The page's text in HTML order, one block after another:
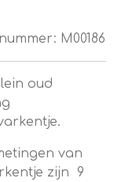
M00186
oud
van
zijn 9